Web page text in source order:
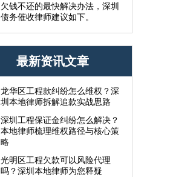
欠钱不还的最快解决办法，深圳
债务催收律师建议如下。
最新资讯文章
龙华区工程款纠纷怎么维权？深
圳本地律师拆解追款实战思路
深圳工程保证金纠纷怎么解决？
本地律师梳理维权路径与核心策
略
光明区工程欠款可以风险代理
吗？深圳本地律师为您释疑